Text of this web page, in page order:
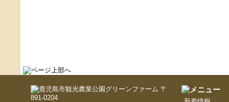
〒
891-0204